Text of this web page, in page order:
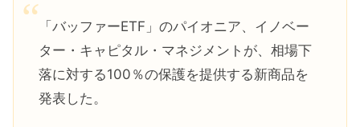
「バッファーETF」のパイオニア、イノベー
ター・キャピタル・マネジメントが、相場下
落に対する100％の保護を提供する新商品を
発表した。